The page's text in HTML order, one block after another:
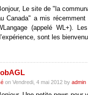
Le site de "la
Canada" a mis
(appelé WL+).
sont les
on Vendredi, 4 mai 2012 by admin